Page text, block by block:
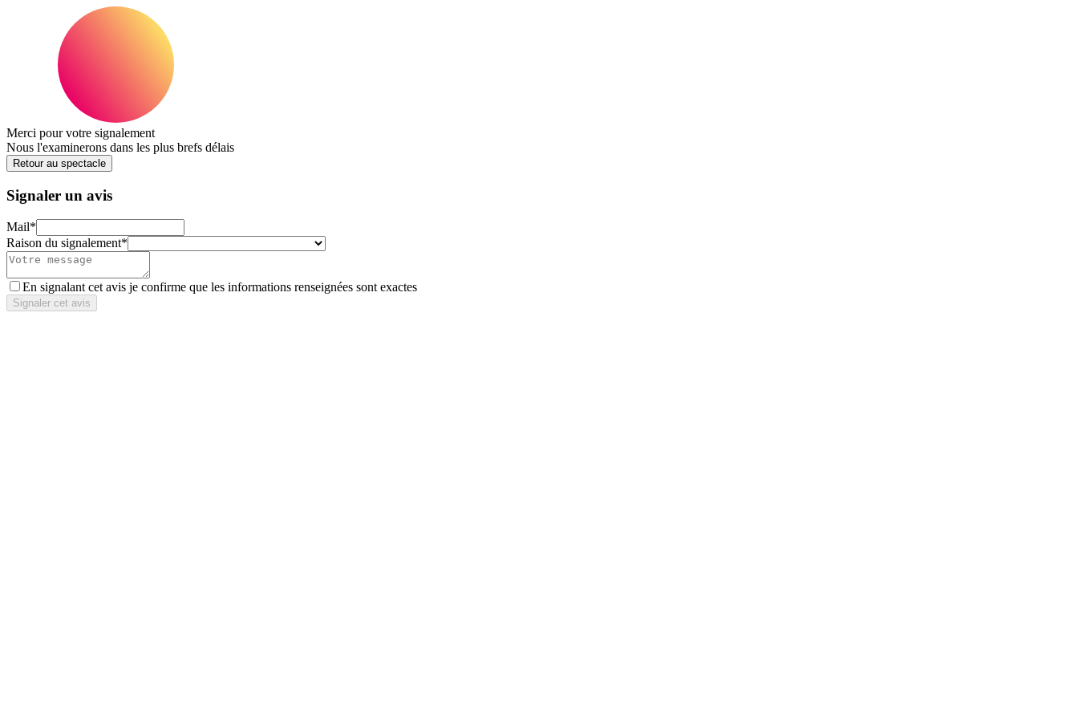
Merci pour votre signalement
Nous l'examinerons dans les plus brefs délais
Retour au spectacle
Signaler un avis
Mail*
Raison du signalement*
En signalant cet avis je confirme que les informations renseignées sont exactes
Signaler cet avis